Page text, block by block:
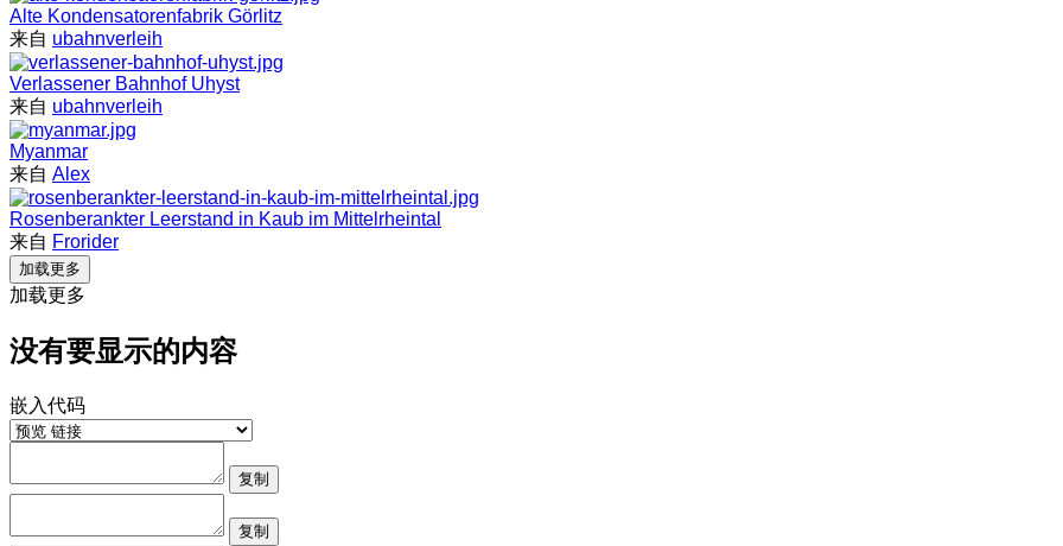
Alte Kondensatorenfabrik Görlitz
来自 ubahnverleih
Verlassener Bahnhof Uhyst
来自 ubahnverleih
Myanmar
来自 Alex
Rosenberankter Leerstand in Kaub im Mittelrheintal
来自 Frorider
加载更多
加载更多
没有要显示的内容
嵌入代码
复制
复制